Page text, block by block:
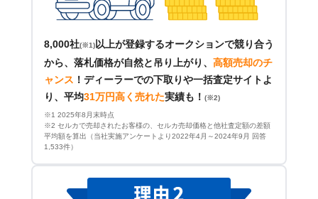
8,000社(※1) 以上が登録するオークションで競り合う
から、落札価格が自然と吊り上がり、 高額売却のチ
ャンス ！ ディーラーでの下取りや一括査定サイトよ
り、平均31万円高く売れた実績も！ (※2)
※1 2025年8月末時点
※2 セルカで売却されたお客様の、セルカ売却価格と他社査定額の差額
平均額を算出（当社実施アンケートより2022年4月～2024年9月 回答
1,533件）